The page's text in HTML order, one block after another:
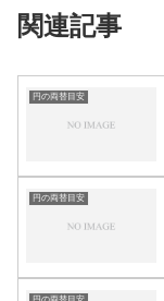
関連記事
円の両替目安
円の両替目安